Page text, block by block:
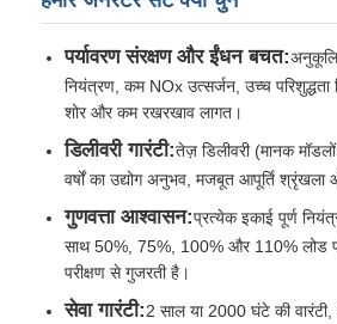
पर्यावरण संरक्षण और ईंधन बचत:
नियंत्रण, कम NOx उत्सर्जन, उच्च
शोर और कम रखरखाव लागत।
डिलीवरी गारंटी:तेज़ डिलीवरी (मानक
वर्षों का उद्योग अनुभव, मजबूत आपूर्ति
गुणवत्ता आश्वासन:प्रत्येक इकाई पूर्ण
साथ 50%, 75%, 100% और 110% लोड
परीक्षण से गुजरती है।
सेवा गारंटी:2 साल या 2000 घंटे की वारंटी,